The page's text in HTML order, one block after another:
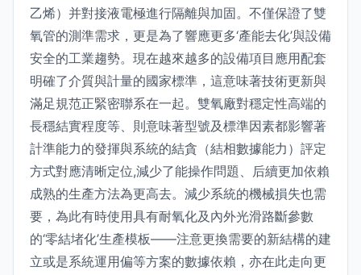
乙烯）并對接液電極進行隔離與加固。不僅保證了雙
氧管的測準需求，更是為了響應更多‘產能去化’與設備
安全的工業趨勢。現在越來越多的設備項目應用配套
明確了介質與計量的國家標準，這意味著技術更新與
滿足規范正緊密聯系在一起。雙氧廠對穩定性高端的
長穩結實程度等、則意味著型號及標準因素都影響著
計準能力的發揮與系統的結貪（結相數據能力）評定
方式對應清晰定位,減少了能操作問題、后續更加依賴
成熟的生產方法為更高去。減少系統的機械損失也需
要，為此有時使用具有耐氧化及內外光滑路斷參數
的‘零結堵化’生產模板——注意更換需要的新結構的建
立或是系統運用偏等方案的數據依賴，亦在此走向更